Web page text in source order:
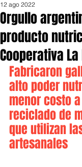
Orgullo
producto
Cooperativa
12 ago 2022
Fabricaron
alto poder
menor costo
reciclado de
que utilizan
artesanales